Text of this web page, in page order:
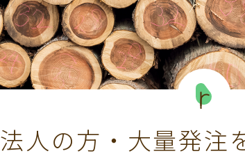
法人の方・大量発注